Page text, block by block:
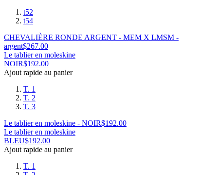
t52
t54
CHEVALIÈRE RONDE ARGENT - MEM X LMSM -
argent$267.00
Le tablier en moleskine
NOIR$192.00
Ajout rapide au panier
T. 1
T. 2
T. 3
Le tablier en moleskine - NOIR$192.00
Le tablier en moleskine
BLEU$192.00
Ajout rapide au panier
T. 1